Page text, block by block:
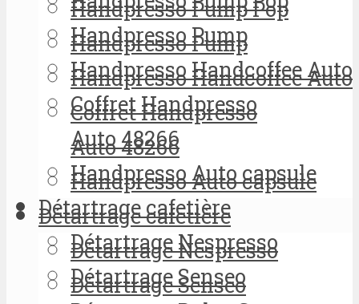
Handpresso Pump
Handpresso Handcoffee Auto
Coffret Handpresso
Auto 48266
Handpresso Auto capsule
Détartrage cafetière
Détartrage Nespresso
Détartrage Senseo
Handpresso Pump Pop
Handpresso Pump
Handpresso Handcoffee Auto
Coffret Handpresso
Auto 48266
Handpresso Auto capsule
Détartrage cafetière
Détartrage Nespresso
Détartrage Senseo